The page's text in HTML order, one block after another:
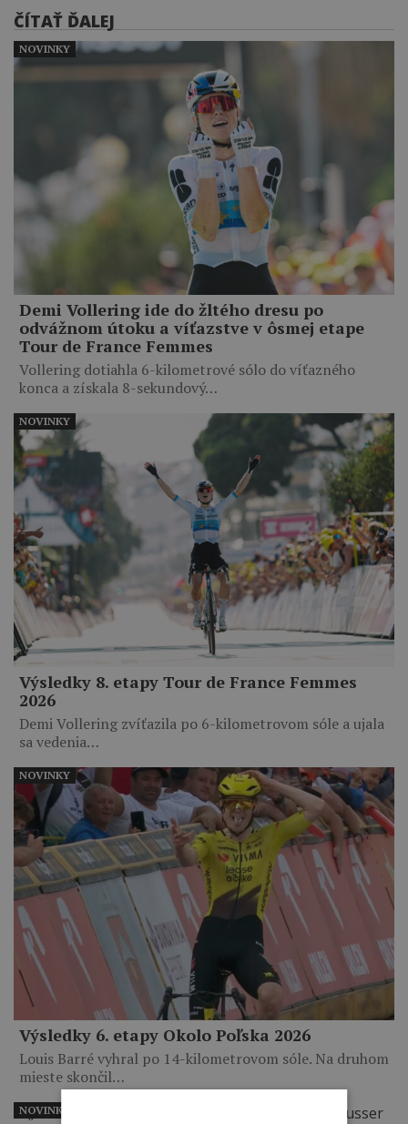
ČÍTAŤ ĎALEJ
Demi Vollering ide do žltého dresu po
odvážnom útoku a víťazstve v ôsmej etape
Tour de France Femmes
Vollering dotiahla 6-kilometrové sólo do víťazného
konca a získala 8-sekundový…
NOVINKY
Výsledky 8. etapy Tour de France Femmes
2026
Demi Vollering zvíťazila po 6-kilometrovom sóle a ujala
sa vedenia…
NOVINKY
Výsledky 6. etapy Okolo Poľska 2026
Louis Barré vyhral po 14-kilometrovom sóle. Na druhom
mieste skončil…
NOVINKY
NOVINKY